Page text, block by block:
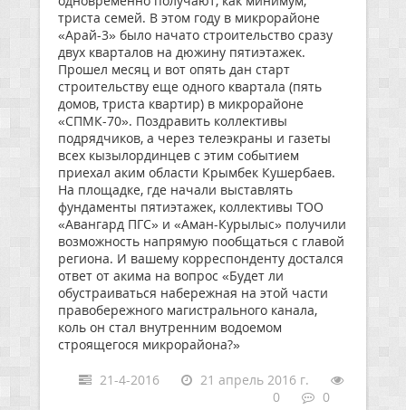
триста семей. В этом году в микрорайоне
«Арай-3» было начато строительство сразу
двух кварталов на дюжину пятиэтажек.
Прошел месяц и вот опять дан старт
строительству еще одного квартала (пять
домов, триста квартир) в микрорайоне
«СПМК-70». Поздравить коллективы
подрядчиков, а через телеэкраны и газеты
всех кызылординцев с этим событием
приехал аким области Крымбек Кушербаев.
На площадке, где начали выставлять
фундаменты пятиэтажек, коллективы ТОО
«Авангард ПГС» и «Аман-Курылыс» получили
возможность напрямую пообщаться с главой
региона. И вашему корреспонденту достался
ответ от акима на вопрос «Будет ли
обустраиваться набережная на этой части
правобережного магистрального канала,
коль он стал внутренним водоемом
строящегося микрорайона?»
21-4-2016
21 апрель 2016 г.
0
0